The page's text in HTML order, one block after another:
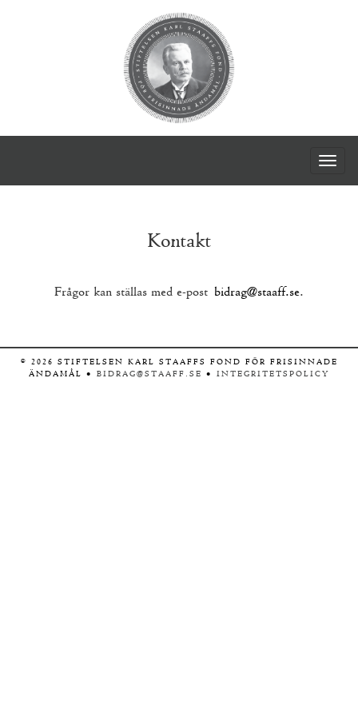
Kontakt
Frågor kan ställas med e-post bidrag@staaff.se.
© 2026 STIFTELSEN KARL STAAFFS FOND FÖR FRISINNADE
ÄNDAMÅL • BIDRAG@STAAFF.SE • INTEGRITETSPOLICY